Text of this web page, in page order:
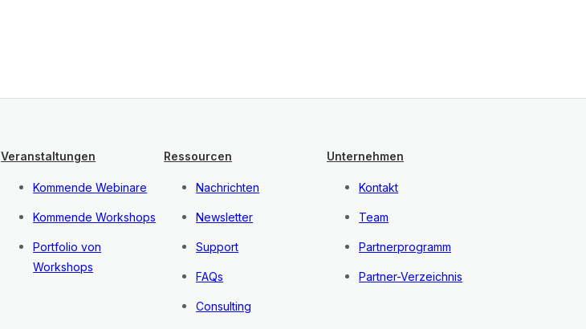
Veranstaltungen
Kommende Webinare
Kommende Workshops
Portfolio von
Workshops
Ressourcen
Nachrichten
Newsletter
Support
FAQs
Consulting
Unternehmen
Kontakt
Team
Partnerprogramm
Partner-Verzeichnis